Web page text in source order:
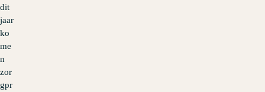
dit
jaar
ko
me
n
zor
gpr